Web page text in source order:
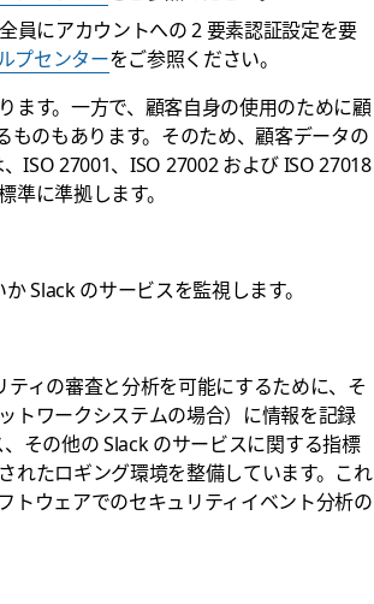
員にアカウントへの 2 要素認証設定を要
プセンターをご参照ください。
ます。一方で、顧客自身の使用のために顧
のもあります。そのため、顧客データの
ISO 27001、ISO 27002 および ISO 27018
に準拠します。
Slack のサービスを監視します。
ィの審査と分析を可能にするために、そ
トワークシステムの場合）に情報を記録
その他の Slack のサービスに関する指標
れたロギング環境を整備しています。これ
トウェアでのセキュリティイベント分析の